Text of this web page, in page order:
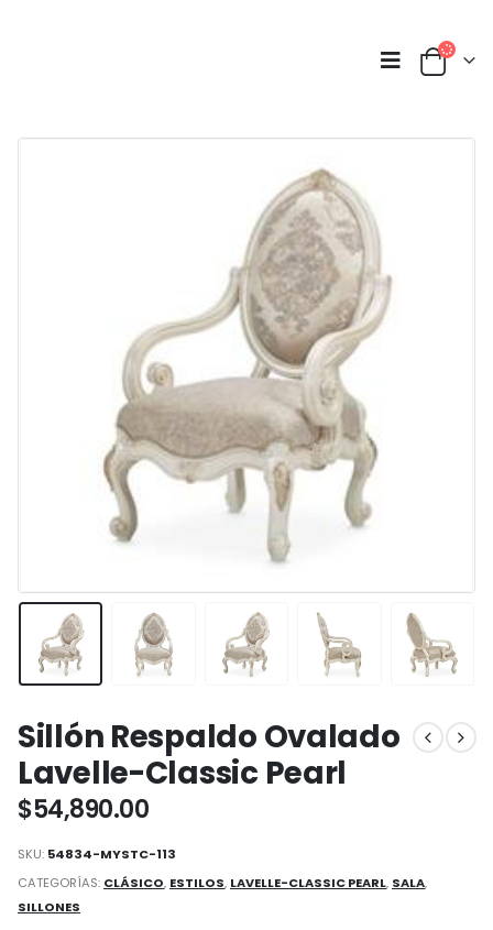
Sillón Respaldo Ovalado
Lavelle-Classic Pearl
$54,890.00
SKU: 54834-MYSTC-113
CATEGORÍAS: CLÁSICO, ESTILOS, LAVELLE-CLASSIC PEARL, SALA,
SILLONES